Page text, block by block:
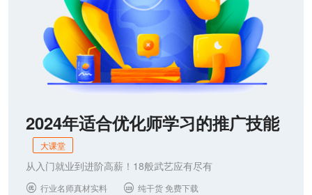
2024年适合优化师学习的推广技能
大课堂
从入门就业到进阶高薪！18般武艺应有尽有
 行业名师真材实料  纯干货 免费下载